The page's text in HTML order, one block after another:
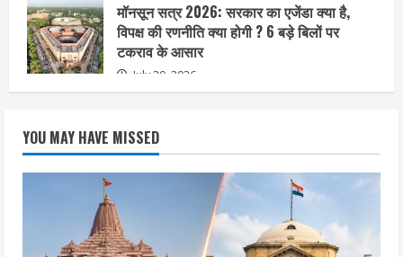
मॉनसून सत्र 2026: सरकार का एजेंडा क्या है,
विपक्ष की रणनीति क्या होगी ? 6 बड़े बिलों पर
टकराव के आसार
July 20, 2026
YOU MAY HAVE MISSED